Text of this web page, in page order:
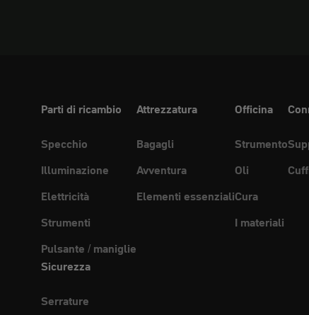
Parti di ricambio
Specchio
Illuminazione
Elettricità
Strumenti
Pulsante / maniglie
Attrezzatura
Bagagli
Avventura
Elementi essenziali
Officina
Strumento
Oli
Cura
I materiali
Sicurezza
Serrature